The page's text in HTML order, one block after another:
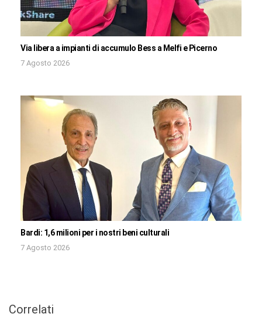
Via libera a impianti di accumulo Bess a Melfi e Picerno
7 Agosto 2026
Bardi: 1,6 milioni per i nostri beni culturali
7 Agosto 2026
Correlati